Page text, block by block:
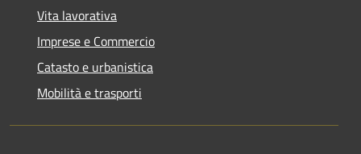
Vita lavorativa
Imprese e Commercio
Catasto e urbanistica
Mobilità e trasporti